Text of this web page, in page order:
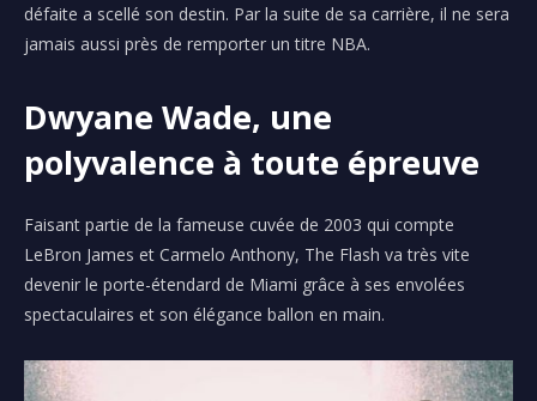
défaite a scellé son destin. Par la suite de sa carrière, il ne sera
jamais aussi près de remporter un titre NBA.
Dwyane Wade, une
polyvalence à toute épreuve
Faisant partie de la fameuse cuvée de 2003 qui compte
LeBron James et Carmelo Anthony, The Flash va très vite
devenir le porte-étendard de Miami grâce à ses envolées
spectaculaires et son élégance ballon en main.